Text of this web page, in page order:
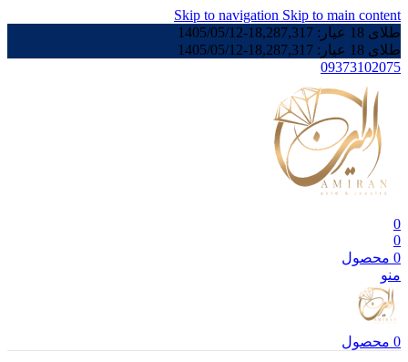
Skip to navigation Skip to main content
طلای 18 عیار:
18,287,317
-
1405/05/12
طلای 18 عیار:
18,287,317
-
1405/05/12
09373102075
0
0
0 محصول
منو
0 محصول